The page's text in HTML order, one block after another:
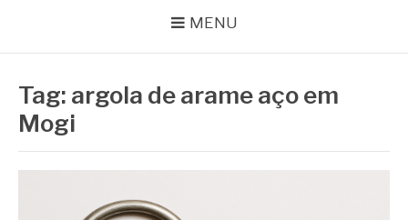
MENU
Tag: argola de arame aço em
Mogi